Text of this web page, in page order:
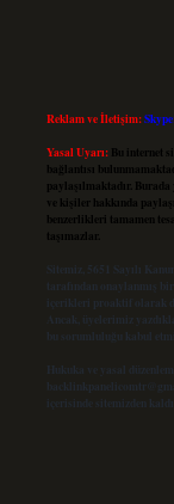
Reklam ve İletişim:
Yasal Uyarı: Bu internet
bağlantısı
paylaşılmaktadır.
ve kişiler hakkında
benzerlikleri tamamen
taşımazlar.
Sitemiz, 5651 Sayılı
tarafından onaylanmış
içerikleri proaktif olarak
Ancak, üyelerimiz
bu sorumluluğu kabul
Hukuka ve yasal
içerisinde sitemizden